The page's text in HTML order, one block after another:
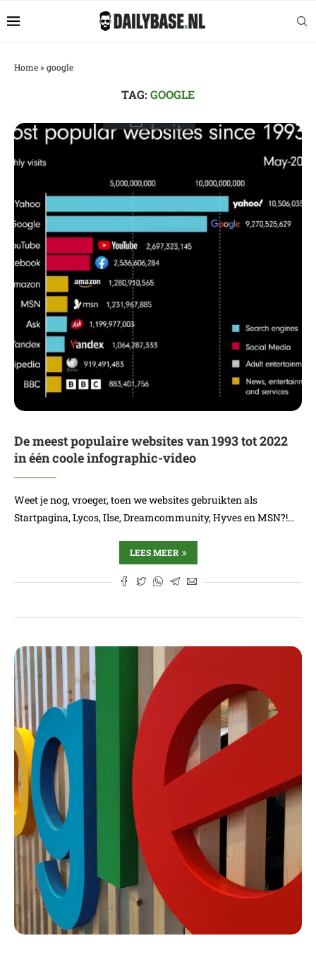
Home» google
TAG: GOOGLE
De meest populaire websites van 1993 tot 2022
in één coole infographic-video
Weet je nog, vroeger, toen we websites gebruikten als
Startpagina, Lycos, Ilse, Dreamcommunity, Hyves en MSN?!…
LEES MEER